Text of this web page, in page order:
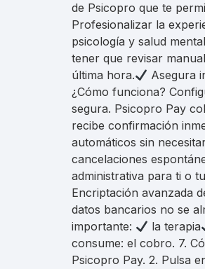
de Psicopro que te
Profesionalizar la
psicología y salud
tener que revisar
última hora.
Asegura
¿Cómo funciona?
segura. Psicopro Pay
recibe confirmación
automáticos sin
cancelaciones
administrativa para ti o
Encriptación avanzada
datos bancarios no se
importante:
la terapia
consume: el cobro. 7.
Psicopro Pay. 2. Pulsa